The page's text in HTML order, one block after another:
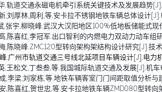
.轨道交通永磁电机牵引系统关键技术及发展趋势
,刘厚林,周利,等.安卡拉不锈钢地铁车辆总体设计
,张宇,柳晓峰.武汉大汉阳地区100%低地板储能式
,陈喜红,李冠军.出口智利的内燃电力双动力动车组
,陈晓峰.ZMC120型转向架构架结构设计研究[J].技
.广州市轨道交通三号线北延项目车辆设计[J].电力
,王松文,丁叁叁,等.我国城际轨道交通及发展[J].机
,李梁,刘家栋,等.地铁车辆客室门门间距取值分析
,陈喜红,贺世忠,等.安卡拉地铁车辆ZMD080型转